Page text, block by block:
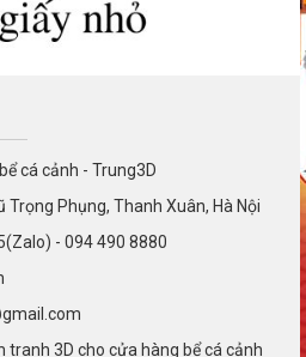
cá cảnh - Trung3D
Trọng Phụng, Thanh Xuân, Hà Nội
- 094 490 8880
tranh 3D cho cửa hàng bể cá cảnh